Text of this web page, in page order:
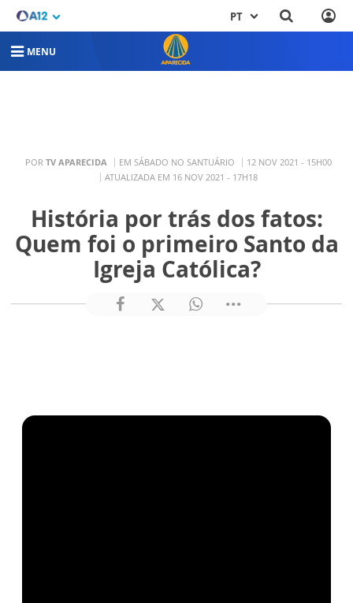
PT
MENU
POR TV APARECIDA EM SÁBADO NO SANTUÁRIO
12 NOV 2021 - 15H00
ATUALIZADA EM 16 NOV 2021 - 17H18
História por trás dos fatos:
Quem foi o primeiro Santo da
Igreja Católica?